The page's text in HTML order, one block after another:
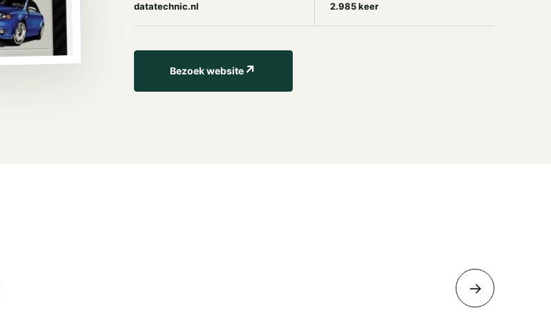
datatechnic.nl 2.985 keer
Bezoek website↗
→